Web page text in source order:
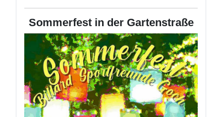
Sommerfest in der Gartenstraße